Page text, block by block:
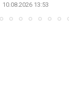
10.08.2026 13:53